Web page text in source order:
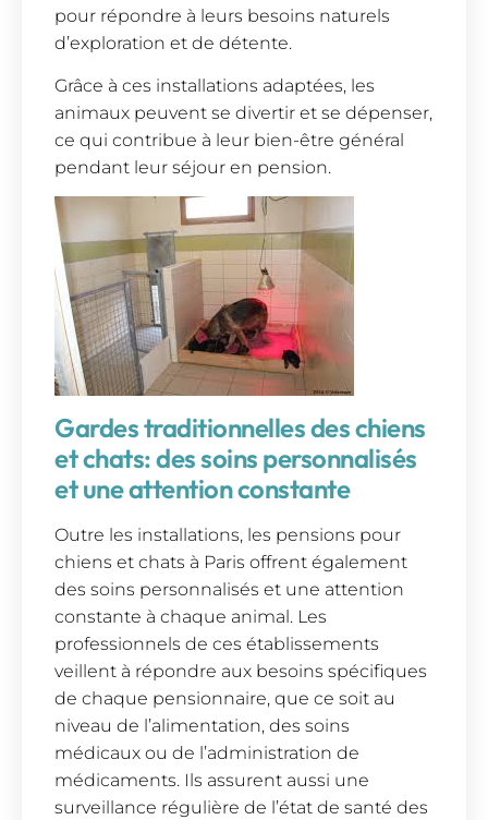
pour répondre à leurs besoins naturels
d’exploration et de détente.
Grâce à ces installations adaptées, les
animaux peuvent se divertir et se dépenser,
ce qui contribue à leur bien-être général
pendant leur séjour en pension.
Gardes traditionnelles des chiens
et chats: des soins personnalisés
et une attention constante
Outre les installations, les pensions pour
chiens et chats à Paris offrent également
des soins personnalisés et une attention
constante à chaque animal. Les
professionnels de ces établissements
veillent à répondre aux besoins spécifiques
de chaque pensionnaire, que ce soit au
niveau de l’alimentation, des soins
médicaux ou de l’administration de
médicaments. Ils assurent aussi une
surveillance régulière de l’état de santé des